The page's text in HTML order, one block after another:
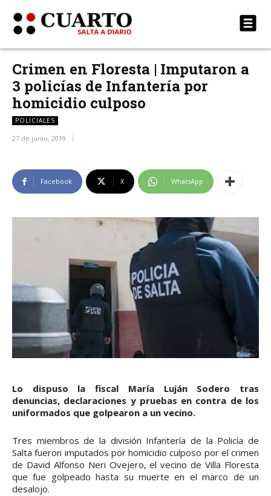
Crimen en Floresta | Imputaron a
3 policías de Infantería por
homicidio culposo
POLICIALES
27 de junio, 2019
Facebook X WhatsApp
Lo dispuso la fiscal María Luján Sodero tras
denuncias, declaraciones y pruebas en contra de los
uniformados que golpearon a un vecino.
Tres miembros de la división Infantería de la Policía de
Salta fueron imputados por homicidio culposo por el crimen
de David Alfonso Neri Ovejero, el vecino de Villa Floresta
que fue golpeado hasta su muerte en el marco de un
desalojo.